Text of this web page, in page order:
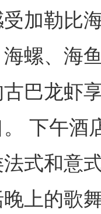
加勒比
螺、海
巴龙虾
下午酒
式和意
上的歌